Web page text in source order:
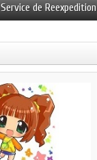
Service de Reexpedition